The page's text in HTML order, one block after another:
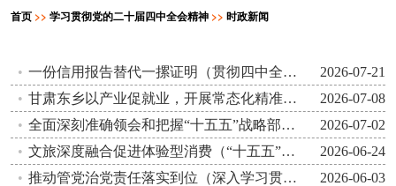
首页 >> 学习贯彻党的二十届四中全会精神 >> 时政新闻
一份信用报告替代一摞证明（贯彻四中全会精神一线见闻）
2026-07-21
甘肃东乡以产业促就业，开展常态化精准帮扶 高原暖棚暖人心（奋进“十五五” 一线见闻）
2026-07-08
全面深刻准确领会和把握“十五五”战略部署——论学习贯彻习近平总书记在省部级专题研讨班开班式上重要讲话
2026-07-02
文旅深度融合促进体验型消费（“十五五”开好局起好步）
2026-06-24
推动管党治党责任落实到位（深入学习贯彻习近平新时代中国特色社会主义思想）
2026-06-03